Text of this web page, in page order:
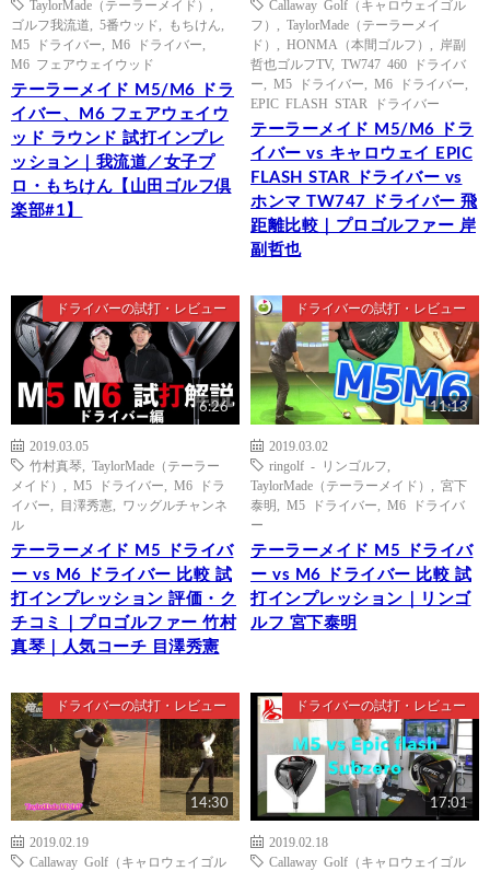
TaylorMade（テーラーメイド）
ゴルフ我流道
5番ウッド もちけん
M5 ドライバー
M6 ドライバー
M6 フェアウェイウッド
テーラーメイド M5/M6 ドラ
イバー、M6 フェアウェイウ
ッド ラウンド 試打インプレ
ッション｜我流道／女子プ
ロ・もちけん【山田ゴルフ倶
楽部#1】
Callaway Golf（キャロウェイゴル
フ）
TaylorMade（テーラーメイ
ド）
HONMA（本間ゴルフ）
岸副
哲也ゴルフTV, TW747 460 ドライバ
ー
M5 ドライバー M6 ドライバー
EPIC FLASH STAR ドライバー
テーラーメイド M5/M6 ドラ
イバー vs キャロウェイ EPIC
FLASH STAR ドライバー vs
ホンマ TW747 ドライバー 飛
距離比較｜プロゴルファー 岸
副哲也
ドライバーの試打・レビュー
6:26
2019.03.05
竹村真琴
TaylorMade（テーラー
メイド）
M5 ドライバー
M6 ドラ
イバー
目澤秀憲
ワッグルチャンネ
ル
テーラーメイド M5 ドライバ
ー vs M6 ドライバー 比較 試
打インプレッション 評価・ク
チコミ｜プロゴルファー 竹村
真琴｜人気コーチ 目澤秀憲
ドライバーの試打・レビュー
11:13
2019.03.02
ringolf - リンゴルフ
TaylorMade（テーラーメイド）
宮下
泰明
M5 ドライバー
M6 ドライバ
ー
テーラーメイド M5 ドライバ
ー vs M6 ドライバー 比較 試
打インプレッション｜リンゴ
ルフ 宮下泰明
ドライバーの試打・レビュー
14:30
2019.02.19
Callaway Golf（キャロウェイゴル
ドライバーの試打・レビュー
17:01
2019.02.18
Callaway Golf（キャロウェイゴル